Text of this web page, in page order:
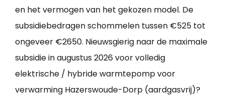
en het vermogen van het gekozen model. De
subsidiebedragen schommelen tussen €525 tot
ongeveer €2650. Nieuwsgierig naar de maximale
subsidie in augustus 2026 voor volledig
elektrische / hybride warmtepomp voor
verwarming Hazerswoude-Dorp (aardgasvrij)?